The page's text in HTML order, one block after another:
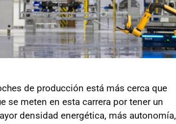
de producción está más cerca que
se meten en esta carrera por tener un
densidad energética, más autonomía,